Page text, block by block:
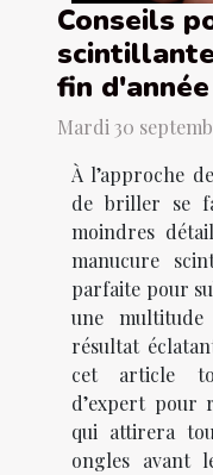
Conseils
fin d'année
Mardi 30
À l’approche
de briller se
moindres
manucure
parfaite pour
une
résultat
cet article
d’expert pour
qui attirera
ongles avant